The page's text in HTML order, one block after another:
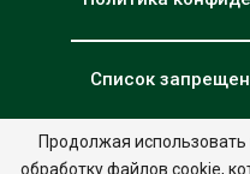
Список
Продолжая использовать
обработку файлов cookie,